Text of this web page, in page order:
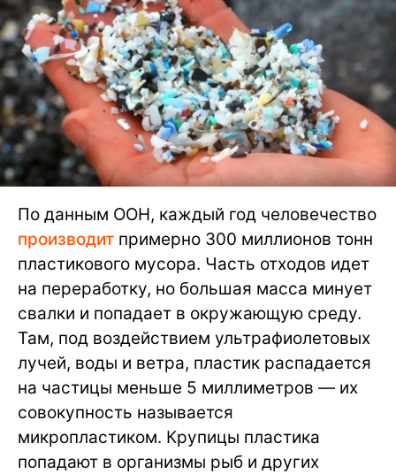
По данным ООН, каждый год человечество
производит примерно 300 миллионов тонн
пластикового мусора. Часть отходов идет
на переработку, но большая масса минует
свалки и попадает в окружающую среду.
Там, под воздействием ультрафиолетовых
лучей, воды и ветра, пластик распадается
на частицы меньше 5 миллиметров — их
совокупность называется
микропластиком. Крупицы пластика
попадают в организмы рыб и других